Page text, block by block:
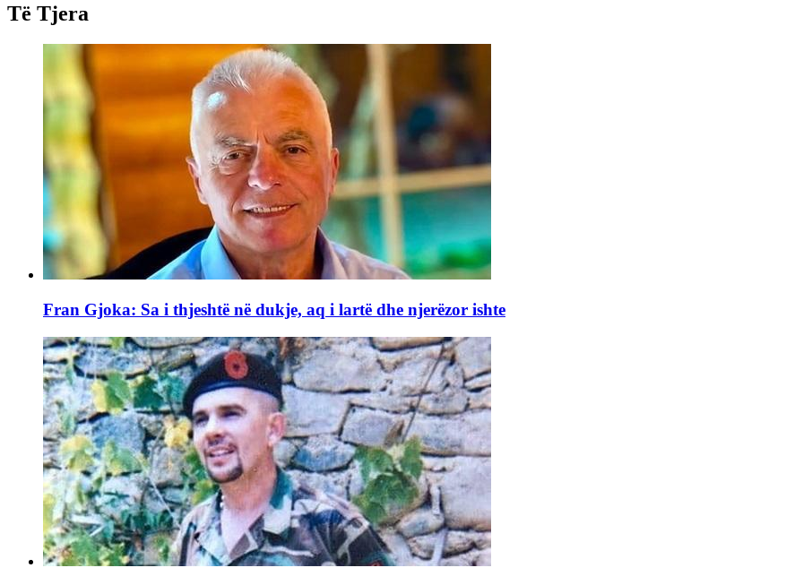
Të Tjera
Fran Gjoka: Sa i thjeshtë në dukje, aq i lartë dhe njerëzor ishte